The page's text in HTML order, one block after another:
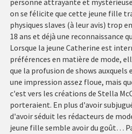
on se félicite que cette jeune fille
physiques slaves (à leur avis) trop
18 ans et déjà une reconnaissance
Lorsque la jeune Catherine est
préférences en matière de mode,
que la profusion de shows
une impression assez floue, mais
c'est vers les créations de Stella
porteraient. En plus d'avoir
d'avoir séduit les rédacteurs de
jeune fille semble avoir du goût…